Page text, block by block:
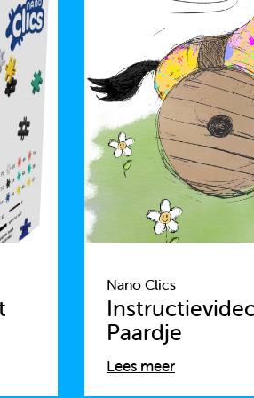
Nano Clics
Paardje
Lees meer